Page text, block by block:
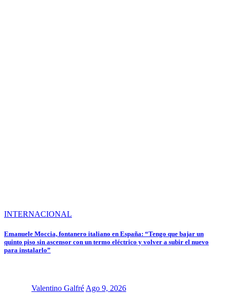
INTERNACIONAL
Emanuele Moccia, fontanero italiano en España: “Tengo que bajar un
quinto piso sin ascensor con un termo eléctrico y volver a subir el nuevo
para instalarlo”
Valentino Galfré Ago 9, 2026